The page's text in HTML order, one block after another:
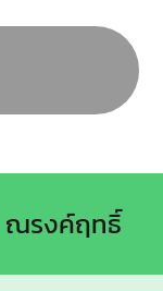
ณรงค์ฤทธิ์